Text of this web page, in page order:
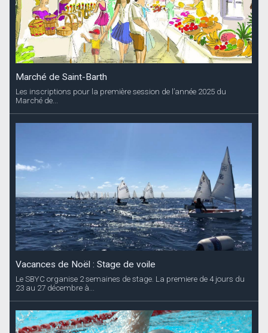
Marché de Saint-Barth
Les inscriptions pour la première session de l’année 2025 du
Marché de...
Vacances de Noël : Stage de voile
Le SBYC organise 2 semaines de stage. La premiere de 4 jours du
23 au 27 décembre à...